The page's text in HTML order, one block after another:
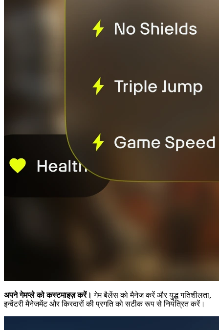
अपने गेमप्ले को कस्टमाइज़ करें। गेम बैलेंस को मैनेज करें और युद्ध गतिशीलता,
इन्वेंटरी मैनेजमेंट और किरदारों की प्रगति को सटीक रूप से नियंत्रित करें।